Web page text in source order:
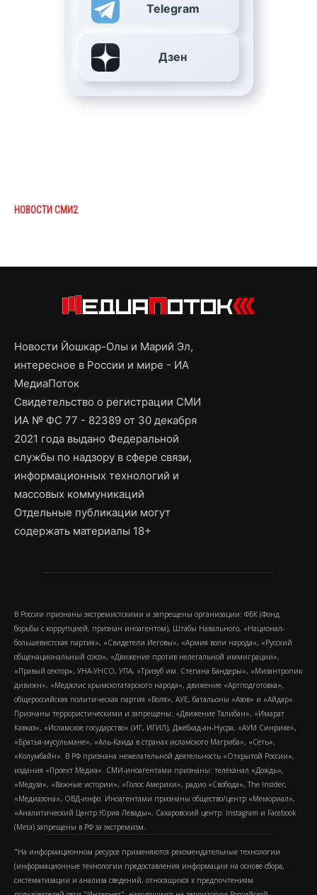
Telegram
Дзен
НОВОСТИ СМИ2
Новости Йошкар-Олы и Марий Эл,
интересное в России и мире - ИА
МедиаПоток
Свидетельство о регистрации СМИ
ИА № ФС 77 - 82389 от 30 декабря
2021 года выдано Федеральной
службы по надзору в сфере связи,
информационных технологий и
массовых коммуникаций
Отдельные публикации могут
содержать материалы 18+
В России признаны экстремистскими и запрещены организации: ФБК (Фонд
борьбы с коррупцией, признан иноагентом), Штабы Навального, «Национал-
большевистская партия», «Свидетели Иеговы», «Армия воли народа», «Русский
общенациональный союз», «Движение против нелегальной иммиграции»,
«Правый сектор», УНА-УНСО, УПА, «Тризуб им. Степана Бандеры», «Мизантропик
дивижн», «Меджлис крымскотатарского народа», движение «Артподготовка»,
общероссийская политическая партия «Воля», АУЕ, батальоны «Азов» и «Айдар».
Признаны террористическими и запрещены: «Движение Талибан», «Имарат
Кавказ», «Исламское государство» (ИГ, ИГИЛ), Джебхад-ан-Нусра, «АУМ Синрике»,
«Братья-мусульмане», «Аль-Каида в странах исламского Магриба», «Сеть»,
«Колумбайн». В РФ признана нежелательной деятельность «Открытой России»,
издания «Проект Медиа». СМИ-иноагентами признаны: телеканал «Дождь»,
«Медуза», «Важные истории», «Голос Америки», радио «Свобода», The Insider,
«Медиазона», ОВД-инфо. Иноагентами признаны общество/центр «Мемориал»,
«Аналитический Центр Юрия Левады», Сахаровский центр. Instagram и Facebook
(Metа) запрещены в РФ за экстремизм.
"На информационном ресурсе применяются рекомендательные технологии
(информационные технологии предоставления информации на основе сбора,
систематизации и анализа сведений, относящихся к предпочтениям